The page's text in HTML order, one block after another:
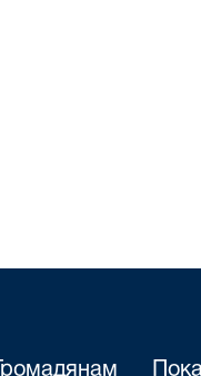
Громадянам